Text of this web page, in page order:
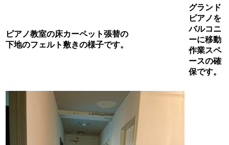
ピアノ教室の床カーペット張替の
下地のフェルト敷きの様子です。
グランド
ピアノを
バルコニ
ーに移動
作業スペ
ースの確
保です。